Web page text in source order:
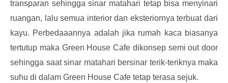
transparan sehingga sinar matahari tetap bisa menyinari
ruangan, lalu semua interior dan eksteriornya terbuat dari
kayu. Perbedaaannya adalah jika rumah kaca biasanya
tertutup maka Green House Cafe dikonsep semi out door
sehingga saat sinar matahari bersinar terik-teriknya maka
suhu di dalam Green House Cafe tetap terasa sejuk.